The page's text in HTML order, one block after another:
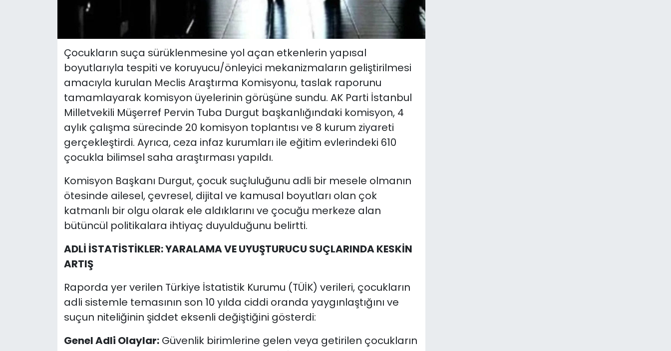
Çocukların suça sürüklenmesine yol açan etkenlerin yapısal
boyutlarıyla tespiti ve koruyucu/önleyici mekanizmaların geliştirilmesi
amacıyla kurulan Meclis Araştırma Komisyonu, taslak raporunu
tamamlayarak komisyon üyelerinin görüşüne sundu. AK Parti İstanbul
Milletvekili Müşerref Pervin Tuba Durgut başkanlığındaki komisyon, 4
aylık çalışma sürecinde 20 komisyon toplantısı ve 8 kurum ziyareti
gerçekleştirdi. Ayrıca, ceza infaz kurumları ile eğitim evlerindeki 610
çocukla bilimsel saha araştırması yapıldı.
Komisyon Başkanı Durgut, çocuk suçluluğunu adli bir mesele olmanın
ötesinde ailesel, çevresel, dijital ve kamusal boyutları olan çok
katmanlı bir olgu olarak ele aldıklarını ve çocuğu merkeze alan
bütüncül politikalara ihtiyaç duyulduğunu belirtti.
ADLİ İSTATİSTİKLER: YARALAMA VE UYUŞTURUCU SUÇLARINDA KESKİN
ARTIŞ
Raporda yer verilen Türkiye İstatistik Kurumu (TÜİK) verileri, çocukların
adli sistemle temasının son 10 yılda ciddi oranda yaygınlaştığını ve
suçun niteliğinin şiddet eksenli değiştiğini gösterdi:
Genel Adli Olaylar:Güvenlik birimlerine gelen veya getirilen çocukların